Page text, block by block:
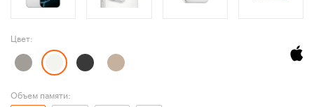
Цвет:
Объем памяти: